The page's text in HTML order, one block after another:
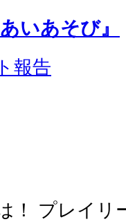
いあそび』
報告
！ プレイリ